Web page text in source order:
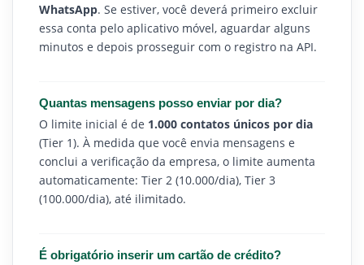
WhatsApp. Se estiver, você deverá primeiro excluir
essa conta pelo aplicativo móvel, aguardar alguns
minutos e depois prosseguir com o registro na API.
Quantas mensagens posso enviar por dia?
O limite inicial é de 1.000 contatos únicos por dia
(Tier 1). À medida que você envia mensagens e
conclui a verificação da empresa, o limite aumenta
automaticamente: Tier 2 (10.000/dia), Tier 3
(100.000/dia), até ilimitado.
É obrigatório inserir um cartão de crédito?